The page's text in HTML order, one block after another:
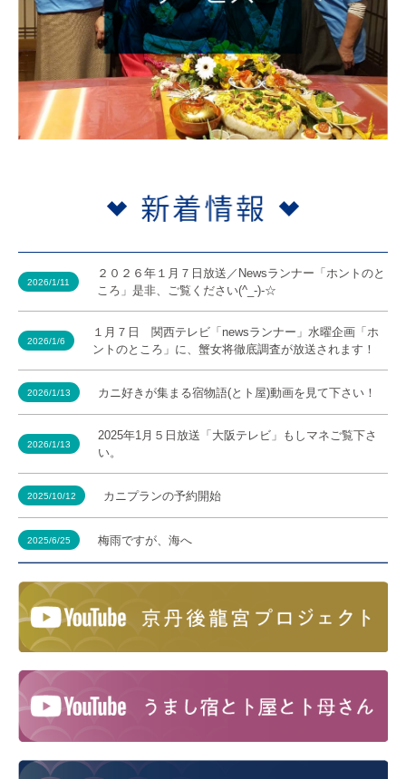
2026/1/11
２０２６年１月７日放送／Newsランナー「ホントのと
ころ」是非、ご覧ください(^_-)-☆
2026/1/6
１月７日 関西テレビ「newsランナー」水曜企画「ホ
ントのところ」に、蟹女将徹底調査が放送されます！
2026/1/13 カニ好きが集まる宿物語(とト屋)動画を見て下さい！
2026/1/13
2025年1月５日放送「大阪テレビ」もしマネご覧下さ
い。
2025/10/12 カニプランの予約開始
2025/6/25 梅雨ですが、海へ